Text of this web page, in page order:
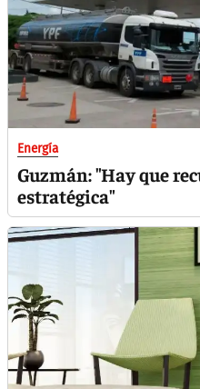
Energía
Guzmán: "Hay que
estratégica"